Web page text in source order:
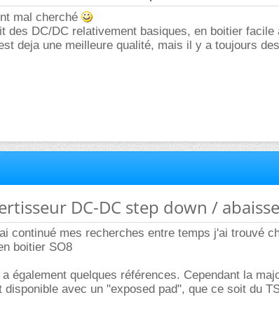
mal cherché
des DC/DC relativement basiques, en boitier facile
deja une meilleure qualité, mais il y a toujours
DC-DC step down /
continué mes recherches entre temps j'ai trouvé
boitier SO8
également quelques références. Cependant la
disponible avec un "exposed pad", que ce soit du